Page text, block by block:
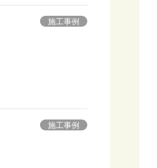
施工事例
施工事例